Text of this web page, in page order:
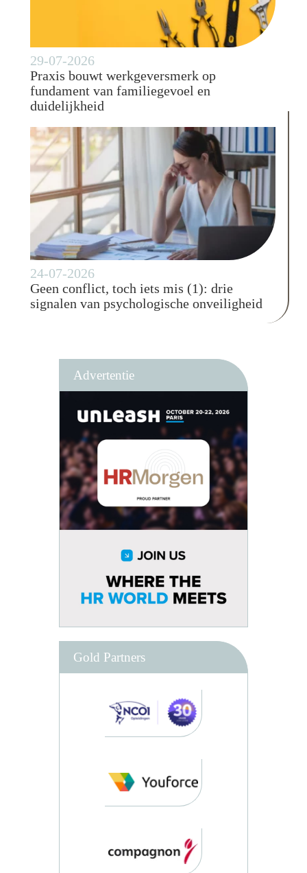
29-07-2026
Praxis bouwt werkgeversmerk op
fundament van familiegevoel en
duidelijkheid
24-07-2026
Geen conflict, toch iets mis (1): drie
signalen van psychologische onveiligheid
Advertentie
Gold Partners